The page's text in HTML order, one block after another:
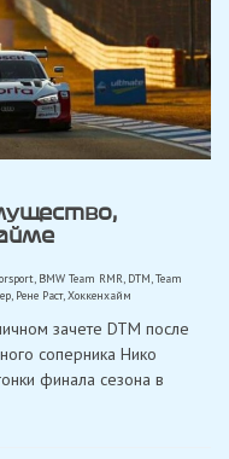
, BMW Team RMR, DTM,Team
, Рене Раст,Хоккенхайм
зачете DTM после
соперника Нико
финала сезона в